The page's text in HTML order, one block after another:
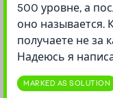
500 уровне, а
оно называется.
получаете не за
Надеюсь я
MARKED AS SOLUTION